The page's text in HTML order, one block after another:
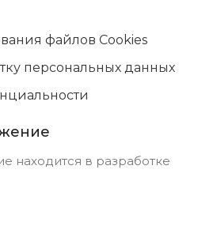
файлов Cookies
персональных данных
находится в разработке